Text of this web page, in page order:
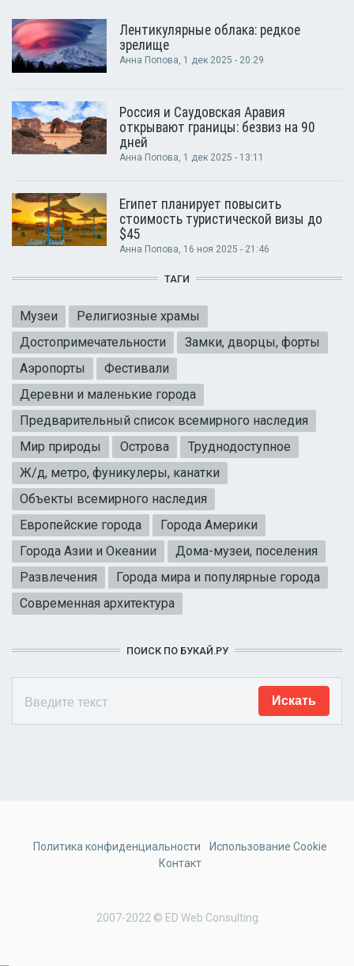
Лентикулярные облака: редкое
зрелище
Анна Попова, 1 дек 2025 - 20:29
Россия и Саудовская Аравия
открывают границы: безвиз на 90
дней
Анна Попова, 1 дек 2025 - 13:11
Египет планирует повысить
стоимость туристической визы до
$45
Анна Попова, 16 ноя 2025 - 21:46
ТАГИ
Музеи
Религиозные храмы
Достопримечательности
Замки, дворцы, форты
Аэропорты
Фестивали
Деревни и маленькие города
Предварительный список всемирного наследия
Мир природы
Острова
Труднодоступное
Ж/д, метро, фуникулеры, канатки
Объекты всемирного наследия
Европейские города
Города Америки
Города Азии и Океании
Дома-музеи, поселения
Развлечения
Города мира и популярные города
Современная архитектура
ПОИСК ПО БУКАЙ.РУ
2007-2022 © ED Web Consulting
Политика конфиденциальности
Использование Cookie
Контакт